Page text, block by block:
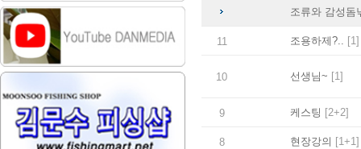
조류와 감성돔
11 조용하제?.. [1]
10 선생님~ [1]
9 케스팅 [2+2]
8 현장강의 [1+1]